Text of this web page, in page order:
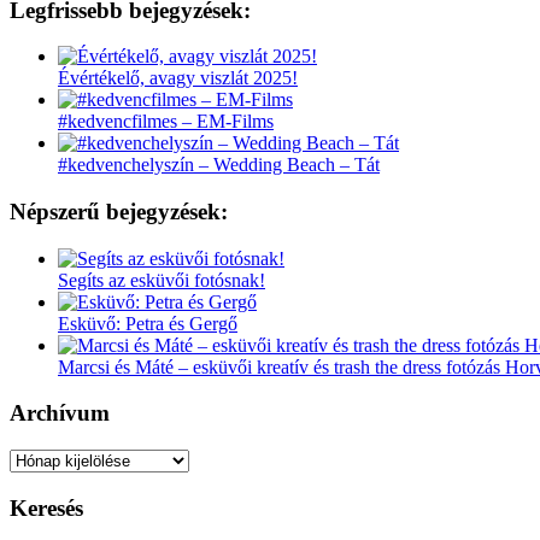
Legfrissebb bejegyzések:
Évértékelő, avagy viszlát 2025!
#kedvencfilmes – EM-Films
#kedvenchelyszín – Wedding Beach – Tát
Népszerű bejegyzések:
Segíts az esküvői fotósnak!
Esküvő: Petra és Gergő
Marcsi és Máté – esküvői kreatív és trash the dress fotózás
Archívum
Archívum
Keresés